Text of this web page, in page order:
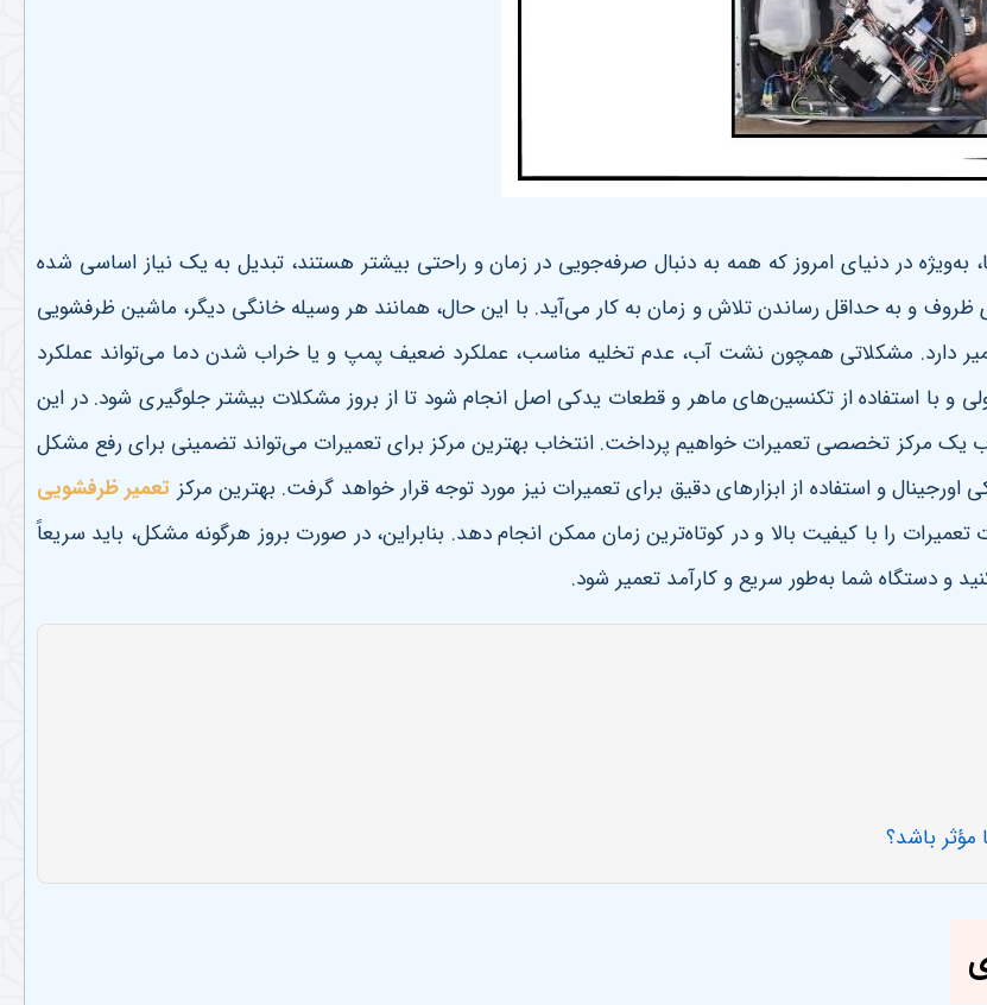
در دنیای امروز که همه به دنبال صرفه‌جویی در زمان و راحتی بیشتر هستند، تبدیل به یک نیاز اساسی شده
و به حداقل رساندن تلاش و زمان به کار می‌آید. با این حال، همانند هر وسیله خانگی دیگر، ماشین ظرفشویی
دارد. مشکلاتی همچون نشت آب، عدم تخلیه مناسب، عملکرد ضعیف پمپ و یا خراب شدن دما می‌تواند عملکرد
و با استفاده از تکنسین‌های ماهر و قطعات یدکی اصل انجام شود تا از بروز مشکلات بیشتر جلوگیری شود. در این
یک مرکز تخصصی تعمیرات خواهیم پرداخت. انتخاب بهترین مرکز برای تعمیرات می‌تواند تضمینی برای رفع مشکل
و استفاده از ابزارهای دقیق برای تعمیرات نیز مورد توجه قرار خواهد گرفت. بهترین مرکز تعمیر ظرفشویی
را با کیفیت بالا و در کوتاه‌ترین زمان ممکن انجام دهد. بنابراین، در صورت بروز هرگونه مشکل، باید سریعاً
و دستگاه شما به‌طور سریع و کارآمد تعمیر شود.
باشد؟